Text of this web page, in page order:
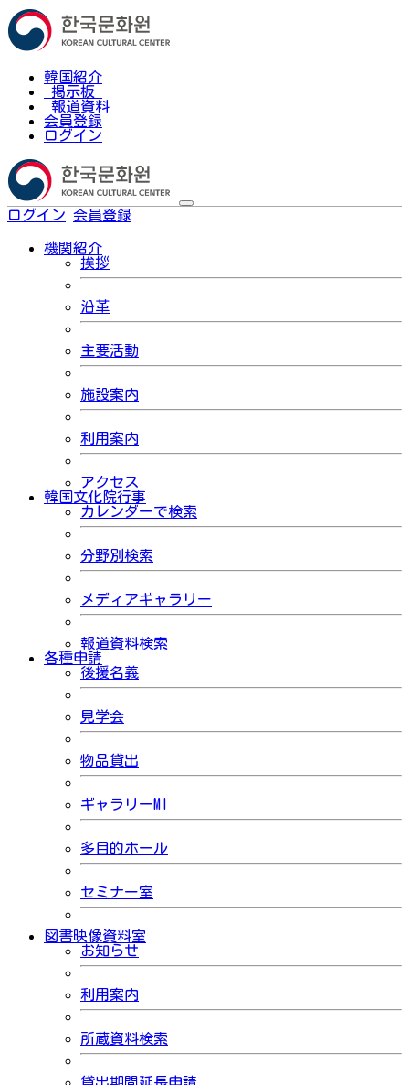
韓国紹介
掲示板
報道資料
会員登録
ログイン
ログイン 会員登録
機関紹介
挨拶
沿革
主要活動
施設案内
利用案内
アクセス
韓国文化院行事
カレンダーで検索
分野別検索
メディアギャラリー
報道資料検索
各種申請
後援名義
見学会
物品貸出
ギャラリーMI
多目的ホール
セミナー室
図書映像資料室
お知らせ
利用案内
所蔵資料検索